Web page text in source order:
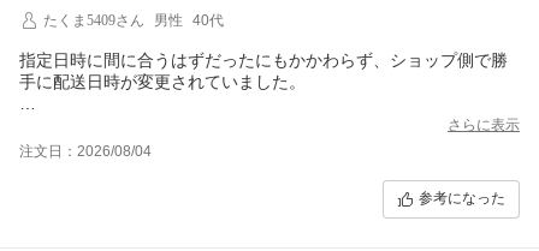
たくま5409さん
男性 40代
指定日時に間に合うはずだったにもかかわらず、ショップ側で勝
手に配送日時が変更されていました。
購入後にショップから「購入時に表示されていた日時には間に合
わない可能性がある」と連絡があったため、「その日時までに必
その結果、間に合うにもかかわらず、発送時には無断で翌日指定
さらに表示
注文日：2026/08/04
参考になった